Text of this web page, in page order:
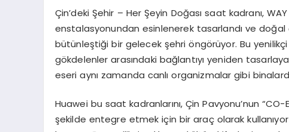
Çin’deki Şehir – Her Şeyin Doğası saat kadranı,
enstalasyonundan esinlenerek tasarlandı ve
bütünleştiği bir gelecek şehri öngörüyor. Bu yenilikçi
gökdelenler arasındaki bağlantıyı yeniden
eseri aynı zamanda canlı organizmalar gibi
Huawei bu saat kadranlarını, Çin Pavyonu’nun
şekilde entegre etmek için bir araç olarak